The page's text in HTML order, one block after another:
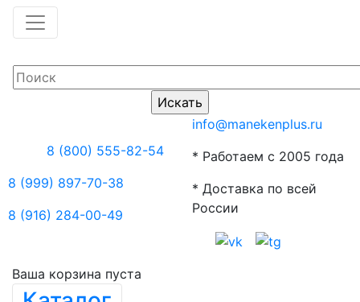
8 (800) 555-82-54
8 (999) 897-70-38
8 (916) 284-00-49
info@manekenplus.ru
* Работаем с 2005 года
* Доставка по всей
России
Ваша корзина пуста